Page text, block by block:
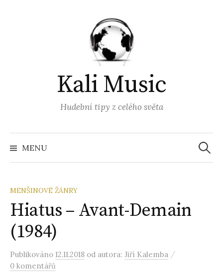
Kali Music
Hudební tipy z celého světa
MENU
MENŠINOVÉ ŽÁNRY
Hiatus – Avant-Demain
(1984)
Publikováno 12.11.2018 od autora: Jiří Kalemba /
0 komentářů